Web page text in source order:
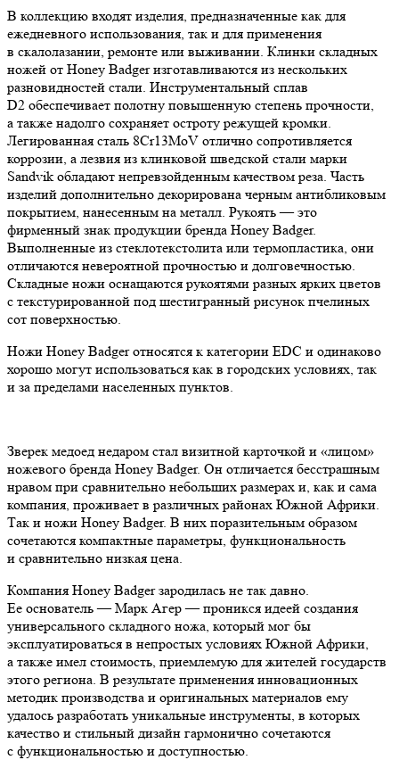
В коллекцию входят изделия, предназначенные как для
ежедневного использования, так и для применения
в скалолазании, ремонте или выживании. Клинки складных
ножей от Honey Badger изготавливаются из нескольких
разновидностей стали. Инструментальный сплав
D2 обеспечивает полотну повышенную степень прочности,
а также надолго сохраняет остроту режущей кромки.
Легированная сталь 8Cr13MoV отлично сопротивляется
коррозии, а лезвия из клинковой шведской стали марки
Sandvik обладают непревзойденным качеством реза. Часть
изделий дополнительно декорирована черным антибликовым
покрытием, нанесенным на металл. Рукоять — это
фирменный знак продукции бренда Honey Badger.
Выполненные из стеклотекстолита или термопластика, они
отличаются невероятной прочностью и долговечностью.
Складные ножи оснащаются рукоятями разных ярких цветов
с текстурированной под шестигранный рисунок пчелиных
сот поверхностью.
Ножи Honey Badger относятся к категории EDC и одинаково
хорошо могут использоваться как в городских условиях, так
и за пределами населенных пунктов.
Зверек медоед недаром стал визитной карточкой и «лицом»
ножевого бренда Honey Badger. Он отличается бесстрашным
нравом при сравнительно небольших размерах и, как и сама
компания, проживает в различных районах Южной Африки.
Так и ножи Honey Badger. В них поразительным образом
сочетаются компактные параметры, функциональность
и сравнительно низкая цена.
Компания Honey Badger зародилась не так давно.
Ее основатель — Марк Агер — проникся идеей создания
универсального складного ножа, который мог бы
эксплуатироваться в непростых условиях Южной Африки,
а также имел стоимость, приемлемую для жителей государств
этого региона. В результате применения инновационных
методик производства и оригинальных материалов ему
удалось разработать уникальные инструменты, в которых
качество и стильный дизайн гармонично сочетаются
с функциональностью и доступностью.